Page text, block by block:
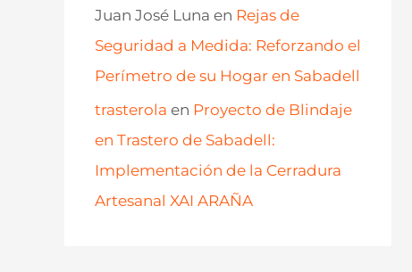
Juan José Luna en Rejas de
Seguridad a Medida: Reforzando el
Perímetro de su Hogar en Sabadell
trasterola en Proyecto de Blindaje
en Trastero de Sabadell:
Implementación de la Cerradura
Artesanal XAI ARAÑA